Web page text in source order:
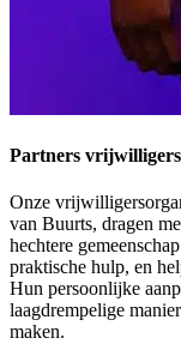
Partners
Onze
van Buurts, dragen
hechtere
praktische hulp, en
Hun persoonlijke
laagdrempelige
maken.